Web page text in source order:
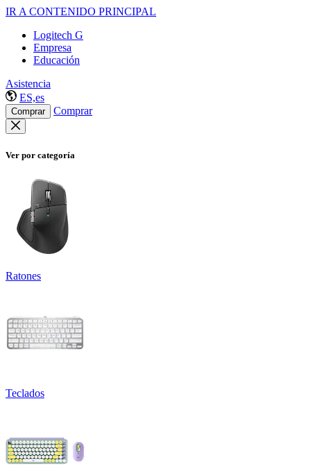
IR A CONTENIDO PRINCIPAL
Logitech G
Empresa
Educación
Asistencia
ES,es
Comprar Comprar
Ver por categoría
Ratones
Teclados